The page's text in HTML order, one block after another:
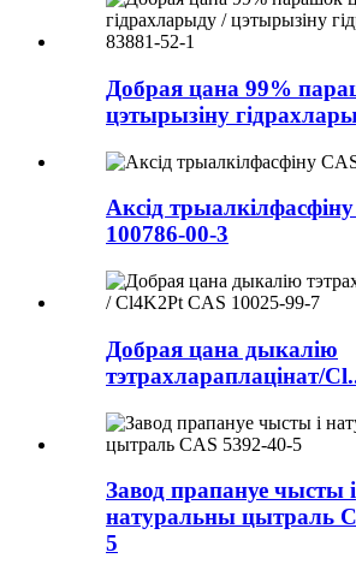
Добрая цана 99%
цэтырызіну
Аксід
100786-00-3
Добрая цана дыкалію
тэтрахлараплацінат/
Завод прапануе чысты і
натуральны цытраль
5